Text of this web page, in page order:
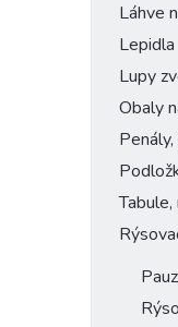
Láhve
Lepidla
Lupy
Obaly